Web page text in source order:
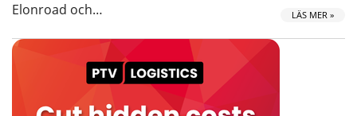
Elonroad och…
LÄS MER »